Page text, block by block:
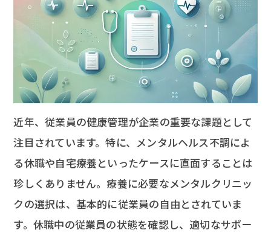
近年、従業員の健康管理が企業の重要な課題として
注目されています。特に、メンタルヘルス不調によ
る休職や自宅療養といったケースに直面することは
珍しくありません。療養に必要なメンタルクリニッ
クの選択は、基本的に従業員の自由とされていま
す。休職中の従業員の状態を確認し、適切なサポー